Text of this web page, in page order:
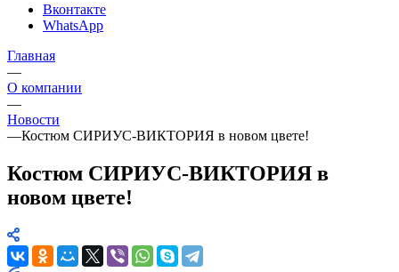
Вконтакте
WhatsApp
Главная
—
О компании
—
Новости
—Костюм СИРИУС-ВИКТОРИЯ в новом цвете!
Костюм СИРИУС-ВИКТОРИЯ в
новом цвете!